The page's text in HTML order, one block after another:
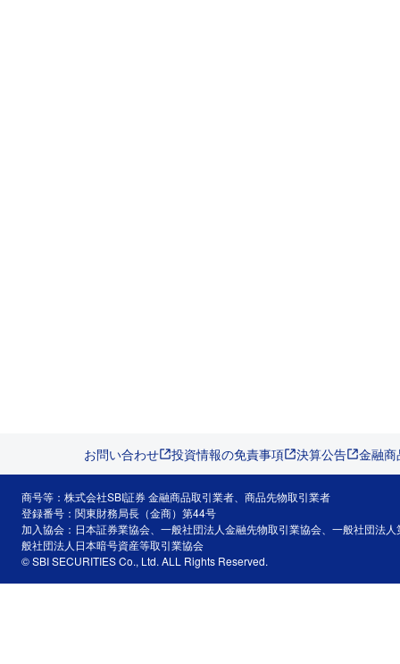
お問い合わせ 投資情報の免責事項 決算公告 金融
商号等：株式会社SBI証券 金融商品取引業者、商品先物取引業者
登録番号：関東財務局長（金商）第44号
加入協会：日本証券業協会、一般社団法人金融先物取引業協会、一般社団法
般社団法人日本暗号資産等取引業協会
© SBI SECURITIES Co., Ltd. ALL Rights Reserved.